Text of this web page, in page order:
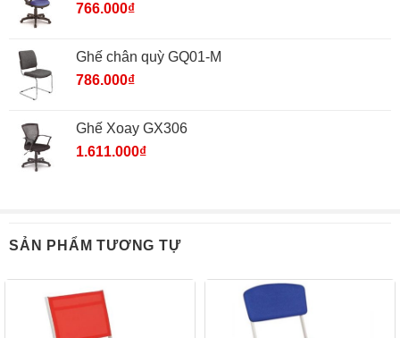
766.000₫
Ghế chân quỳ GQ01-M
786.000₫
Ghế Xoay GX306
1.611.000₫
SẢN PHẨM TƯƠNG TỰ